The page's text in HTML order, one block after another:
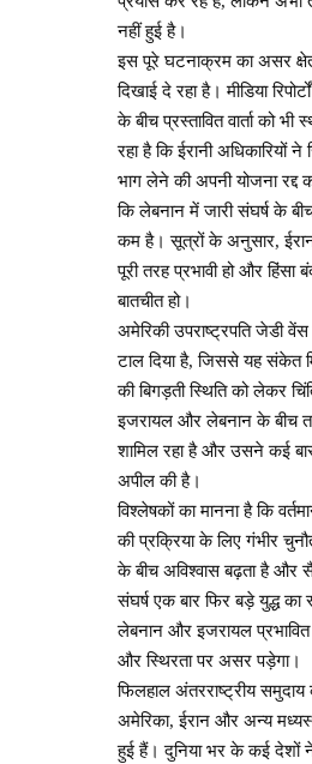
नहीं हुई है।
इस पूरे घटनाक्रम का असर
दिखाई दे रहा है। मीडिया
के बीच प्रस्तावित वार्ता को
रहा है कि ईरानी अधिकारियों
भाग लेने की अपनी योजना रद्द
कि लेबनान में जारी संघर्ष के बीच
कम है। सूत्रों के अनुसार, ईरान
पूरी तरह प्रभावी हो और
बातचीत हो।
अमेरिकी उपराष्ट्रपति जेडी वेंस
टाल दिया है, जिससे यह संकेत
की बिगड़ती स्थिति को लेकर
इजरायल और लेबनान के बीच
शामिल रहा है और उसने कई
अपील की है।
विश्लेषकों का मानना है कि
की प्रक्रिया के लिए गंभीर
के बीच अविश्वास बढ़ता है और
संघर्ष एक बार फिर बड़े युद्ध
लेबनान और इजरायल प्रभावित
और स्थिरता पर असर पड़ेगा।
फिलहाल अंतरराष्ट्रीय समुदाय
अमेरिका, ईरान और अन्य
हुई हैं। दुनिया भर के कई देशों